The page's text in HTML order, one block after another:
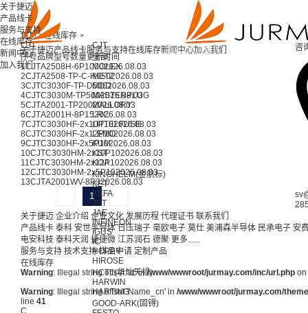
关于捷迈产品线卡服务与支持在线库存新闻中心加入我们
关于捷迈
产品线卡
服务与支持
在线库存
新闻中心
加入我们
首页 >在线库存 >
咨
CJT
CJT
全部
MOLEX
METZ
MDD
MASTERPLUG
MALLORY
LRC
LITTELFUSE
LEMO
KUM
KST
KOA
KINGHELM(金航标)
KET
KEFA
JST
JAE
INFINEON
IGUS
IC
HOPPY
HIROSE
HCTL(华灿天禄)
HARWIN
HARTING
GOOD-ARK(固锝)
序号品牌型号数量更新时间
1CJTA2508H-6P10002026.08.03
2CJTA2508-TP-C-H9502026.08.03
3CJTC3030F-TP-D5002026.08.03
4CJTC3030M-TP5002026.08.03
5CJTA2001-TP2002026.08.03
6CJTA2001H-8P152026.08.03
7CJTC3030HF-2x10P102026.08.03
8CJTC3030HF-2x12P102026.08.03
9CJTC3030HF-2x5P102026.08.03
10CJTC3030HM-2x10P102026.08.03
11CJTC3030HM-2x12P102026.08.03
12CJTC3030HM-2x5P102026.08.03
13CJTA2001WV-8P32026.08.03
1
关于捷迈 企业介绍 企业文化 发展历程 代理证书 联系我们
产品线卡 泰科 安世半导体 日压瑞子 毫欧电子 莫仕 美浦森半导体 民承电子 安
电安科技 泰科天润 捷捷微 江苏润石 德聚 更多......
服务与支持 技术支持 样品申请 定制产品
在线库存
Warning: Illegal string offset 'Id' in/www/wwwroot/jurmay.com/inc/url.php
Warning: Illegal string offset 'Name_cn' in /www/wwwroot/jurmay.com/
line 41
C